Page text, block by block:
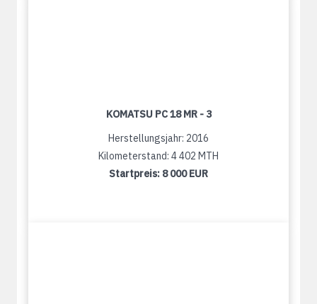
KOMATSU PC 18 MR - 3
Herstellungsjahr: 2016
Kilometerstand: 4 402 MTH
Startpreis: 8 000 EUR